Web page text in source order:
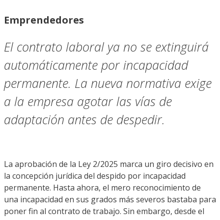
Emprendedores
El contrato laboral ya no se extinguirá
automáticamente por incapacidad
permanente. La nueva normativa exige
a la empresa agotar las vías de
adaptación antes de despedir.
La aprobación de la Ley 2/2025 marca un giro decisivo en
la concepción jurídica del despido por incapacidad
permanente. Hasta ahora, el mero reconocimiento de
una incapacidad en sus grados más severos bastaba para
poner fin al contrato de trabajo. Sin embargo, desde el